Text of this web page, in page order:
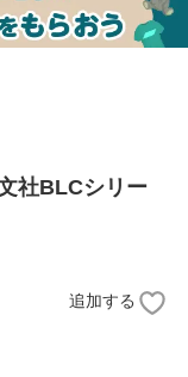
社BLCシリー
追加する